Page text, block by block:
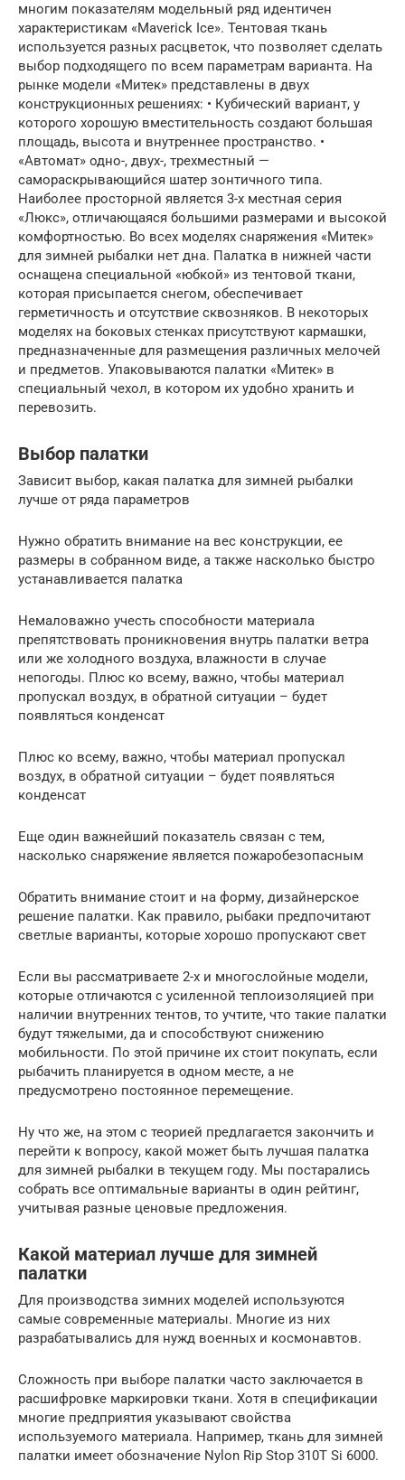
многим показателям модельный ряд идентичен
характеристикам «Maverick Ice». Тентовая ткань
используется разных расцветок, что позволяет сделать
выбор подходящего по всем параметрам варианта. На
рынке модели «Митек» представлены в двух
конструкционных решениях: • Кубический вариант, у
которого хорошую вместительность создают большая
площадь, высота и внутреннее пространство. •
«Автомат» одно-, двух-, трехместный —
самораскрывающийся шатер зонтичного типа.
Наиболее просторной является 3-х местная серия
«Люкс», отличающаяся большими размерами и высокой
комфортностью. Во всех моделях снаряжения «Митек»
для зимней рыбалки нет дна. Палатка в нижней части
оснащена специальной «юбкой» из тентовой ткани,
которая присыпается снегом, обеспечивает
герметичность и отсутствие сквозняков. В некоторых
моделях на боковых стенках присутствуют кармашки,
предназначенные для размещения различных мелочей
и предметов. Упаковываются палатки «Митек» в
специальный чехол, в котором их удобно хранить и
перевозить.
Выбор палатки
Зависит выбор, какая палатка для зимней рыбалки
лучше от ряда параметров
Нужно обратить внимание на вес конструкции, ее
размеры в собранном виде, а также насколько быстро
устанавливается палатка
Немаловажно учесть способности материала
препятствовать проникновения внутрь палатки ветра
или же холодного воздуха, влажности в случае
непогоды. Плюс ко всему, важно, чтобы материал
пропускал воздух, в обратной ситуации – будет
появляться конденсат
Плюс ко всему, важно, чтобы материал пропускал
воздух, в обратной ситуации – будет появляться
конденсат
Еще один важнейший показатель связан с тем,
насколько снаряжение является пожаробезопасным
Обратить внимание стоит и на форму, дизайнерское
решение палатки. Как правило, рыбаки предпочитают
светлые варианты, которые хорошо пропускают свет
Если вы рассматриваете 2-х и многослойные модели,
которые отличаются с усиленной теплоизоляцией при
наличии внутренних тентов, то учтите, что такие палатки
будут тяжелыми, да и способствуют снижению
мобильности. По этой причине их стоит покупать, если
рыбачить планируется в одном месте, а не
предусмотрено постоянное перемещение.
Ну что же, на этом с теорией предлагается закончить и
перейти к вопросу, какой может быть лучшая палатка
для зимней рыбалки в текущем году. Мы постарались
собрать все оптимальные варианты в один рейтинг,
учитывая разные ценовые предложения.
Какой материал лучше для зимней
палатки
Для производства зимних моделей используются
самые современные материалы. Многие из них
разрабатывались для нужд военных и космонавтов.
Сложность при выборе палатки часто заключается в
расшифровке маркировки ткани. Хотя в спецификации
многие предприятия указывают свойства
используемого материала. Например, ткань для зимней
палатки имеет обозначение Nylon Rip Stop 310T Si 6000.